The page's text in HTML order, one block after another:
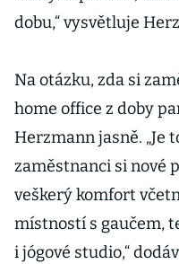
dobu,“ vysvětluje
Na otázku, zda si
home office z doby
Herzmann jasně. „Je
zaměstnanci si nové
veškerý komfort
místností s gaučem,
i jógové studio,“